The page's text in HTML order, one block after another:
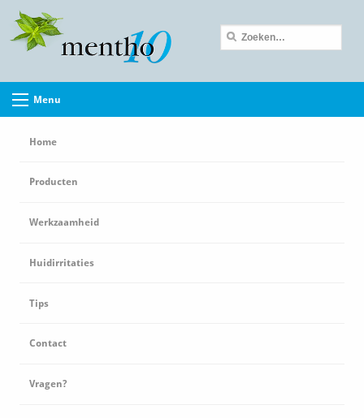
Menu
Home
Producten
Werkzaamheid
Huidirritaties
Tips
Contact
Vragen?